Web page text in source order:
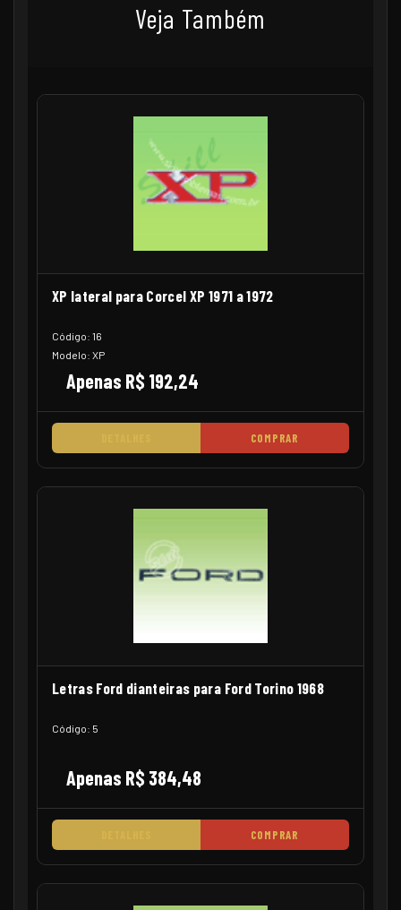
Veja Também
XP lateral para Corcel XP 1971 a 1972
Código: 16
Modelo: XP
Apenas R$ 192,24
COMPRAR
Letras Ford dianteiras para Ford Torino 1968
Código: 5
Apenas R$ 384,48
COMPRAR